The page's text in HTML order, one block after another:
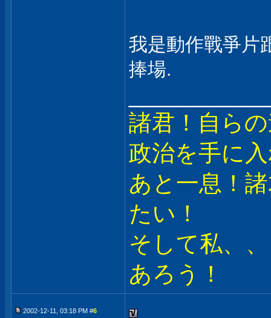
我是動作戰爭片
捧場.
諸君！自ら
政治を手に
あと一息！
たい！
そして私、
あろう！
2002-12-11, 03:18 PM #6